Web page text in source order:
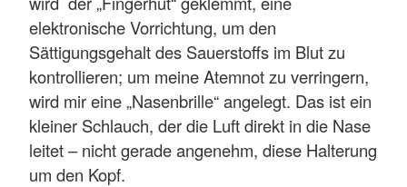
elektronische Vorrichtung, um den
Sättigungsgehalt des Sauerstoffs im Blut zu
kontrollieren; um meine Atemnot zu verringern,
wird mir eine „Nasenbrille“ angelegt. Das ist ein
kleiner Schlauch, der die Luft direkt in die Nase
leitet – nicht gerade angenehm, diese Halterung
um den Kopf.